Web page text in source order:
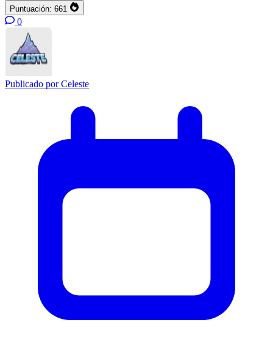
Puntuación: 661
0
Publicado porCeleste